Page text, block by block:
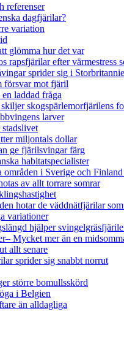
referenser
dagfjärilar?
variation
glömma hur det var
rapsfjärilar efter värmestress
sprider sig i
försvar mot fjäril
laddad fråga
skogspärlemorfjärilens
larver
miljontals dollar
ge fjärilsvingar färg
habitatspecialister
i Sverige och
av allt torrare somrar
hotar de väddnätfjärilar
variationer
hjälper
Mycket mer än en
allt senare
sprider sig snabbt norrut
större bomullsskörd
i Belgien
än alldagliga